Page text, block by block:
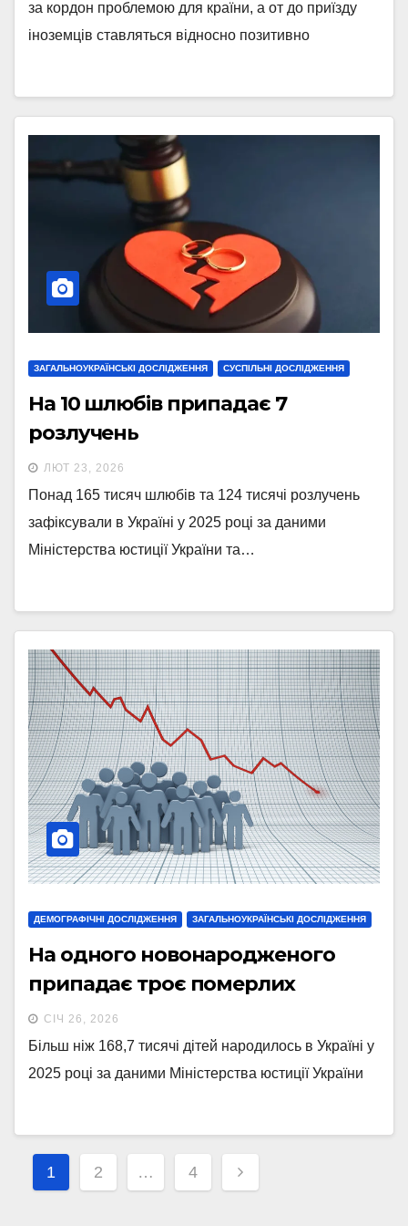
за кордон проблемою для країни, а от до приїзду
іноземців ставляться відносно позитивно
ЗАГАЛЬНОУКРАЇНСЬКІ ДОСЛІДЖЕННЯ СУСПІЛЬНІ ДОСЛІДЖЕННЯ
На 10 шлюбів припадає 7
розлучень
ЛЮТ 23, 2026
Понад 165 тисяч шлюбів та 124 тисячі розлучень
зафіксували в Україні у 2025 році за даними
Міністерства юстиції України та…
ДЕМОГРАФІЧНІ ДОСЛІДЖЕННЯ ЗАГАЛЬНОУКРАЇНСЬКІ ДОСЛІДЖЕННЯ
На одного новонародженого
припадає троє померлих
СІЧ 26, 2026
Більш ніж 168,7 тисячі дітей народилось в Україні у
2025 році за даними Міністерства юстиції України
Навігація
записів
1 2 … 4